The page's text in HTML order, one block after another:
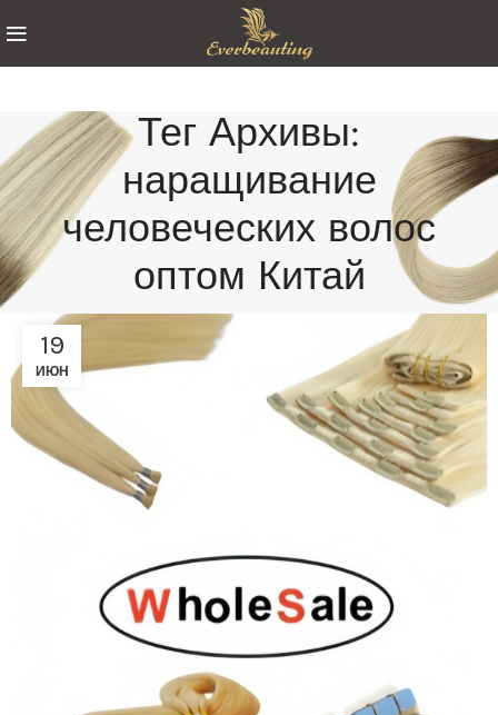
Тег Архивы:
наращивание
человеческих волос
оптом Китай
19
ИЮН